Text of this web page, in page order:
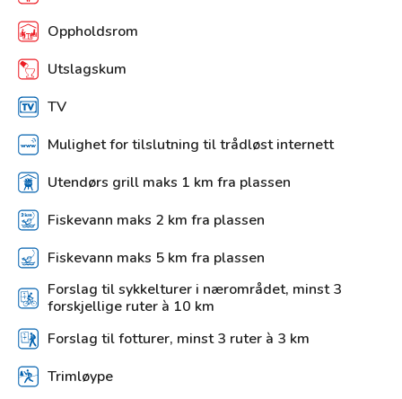
Oppholdsrom
Utslagskum
TV
Mulighet for tilslutning til trådløst internett
Utendørs grill maks 1 km fra plassen
Fiskevann maks 2 km fra plassen
Fiskevann maks 5 km fra plassen
Forslag til sykkelturer i nærområdet, minst 3
forskjellige ruter à 10 km
Forslag til fotturer, minst 3 ruter à 3 km
Trimløype